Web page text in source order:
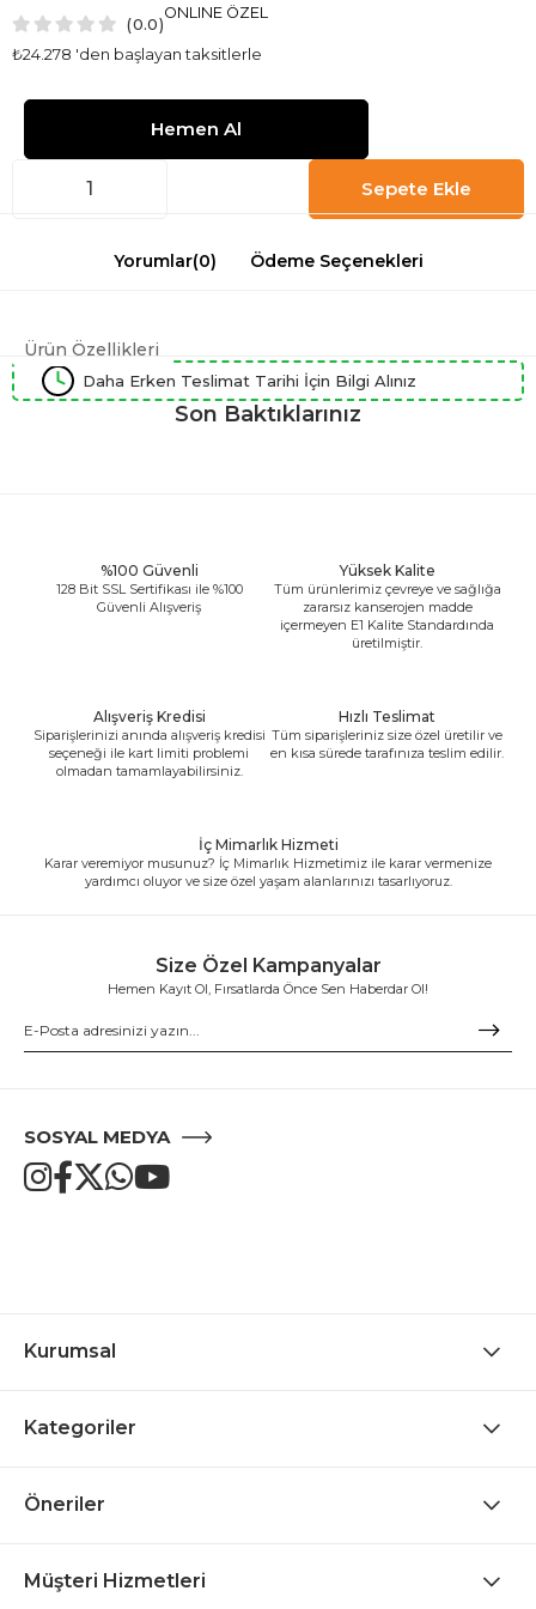
0.0
₺24.278 'den başlayan taksitlerle
ONLINE ÖZEL
Yorumlar(0) Ödeme Seçenekleri
Ürün Özellikleri
Daha Erken Teslimat Tarihi İçin Bilgi Alınız
Son Baktıklarınız
%100 Güvenli
128 Bit SSL Sertifikası ile %100
Güvenli Alışveriş
Yüksek Kalite
Tüm ürünlerimiz çevreye ve sağlığa
zararsız kanserojen madde
içermeyen E1 Kalite Standardında
üretilmiştir.
Alışveriş Kredisi
Siparişlerinizi anında alışveriş kredisi
seçeneği ile kart limiti problemi
olmadan tamamlayabilirsiniz.
Hızlı Teslimat
Tüm siparişleriniz size özel üretilir ve
en kısa sürede tarafınıza teslim edilir.
İç Mimarlık Hizmeti
Karar veremiyor musunuz? İç Mimarlık Hizmetimiz ile karar vermenize
yardımcı oluyor ve size özel yaşam alanlarınızı tasarlıyoruz.
Size Özel Kampanyalar
Hemen Kayıt Ol, Fırsatlarda Önce Sen Haberdar Ol!
SOSYAL MEDYA
Kurumsal
Kategoriler
Öneriler
Müşteri Hizmetleri